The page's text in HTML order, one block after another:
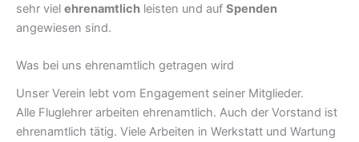
sehr viel ehrenamtlich leisten und auf Spenden
angewiesen sind.
Was bei uns ehrenamtlich getragen wird
Unser Verein lebt vom Engagement seiner Mitglieder.
Alle Fluglehrer arbeiten ehrenamtlich. Auch der Vorstand ist
ehrenamtlich tätig. Viele Arbeiten in Werkstatt und Wartung